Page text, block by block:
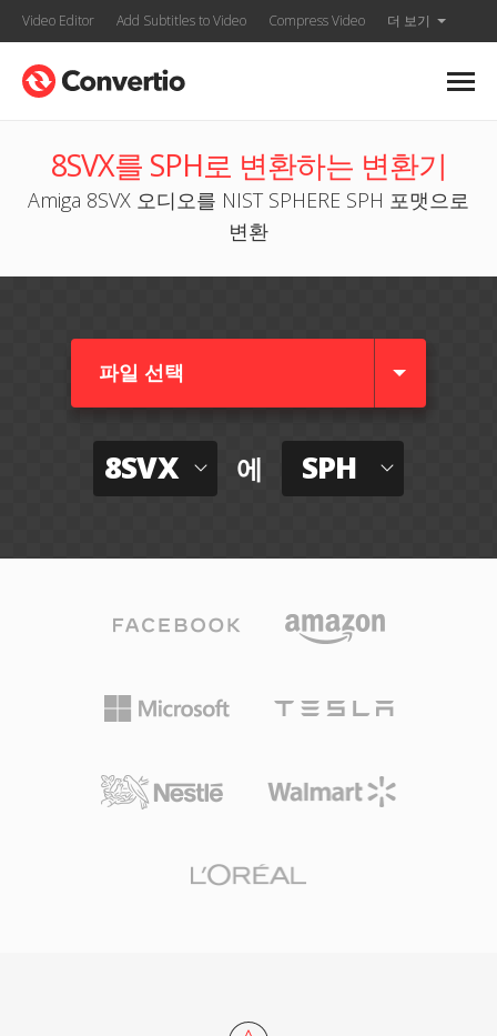
Video Editor Add Subtitles to Video Compress Video 더 보기
8SVX를 SPH로 변환하는 변환기
Amiga 8SVX 오디오를 NIST SPHERE SPH 포맷으로
변환
파일 선택
8SVX 에 SPH